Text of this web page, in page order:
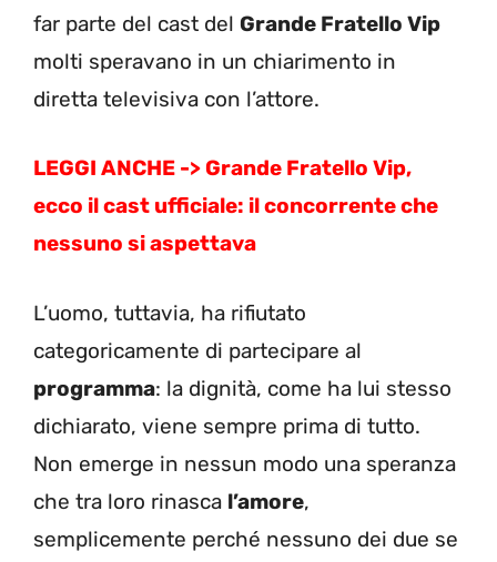
far parte del cast del Grande Fratello Vip
molti speravano in un chiarimento in
diretta televisiva con l’attore.
LEGGI ANCHE ->Grande Fratello Vip,
ecco il cast ufficiale: il concorrente che
nessuno si aspettava
L’uomo, tuttavia, ha rifiutato
categoricamente di partecipare al
programma: la dignità, come ha lui stesso
dichiarato, viene sempre prima di tutto.
Non emerge in nessun modo una speranza
che tra loro rinasca l’amore,
semplicemente perché nessuno dei due se